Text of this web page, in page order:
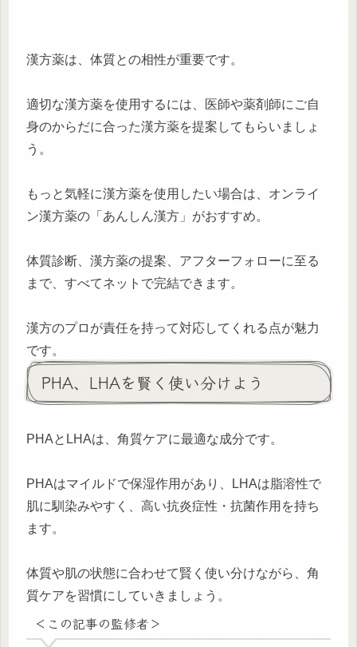
漢方薬は、体質との相性が重要です。
適切な漢方薬を使用するには、医師や薬剤師にご自
身のからだに合った漢方薬を提案してもらいましょ
う。
もっと気軽に漢方薬を使用したい場合は、オンライ
ン漢方薬の「あんしん漢方」がおすすめ。
体質診断、漢方薬の提案、アフターフォローに至る
まで、すべてネットで完結できます。
漢方のプロが責任を持って対応してくれる点が魅力
です。
PHA、LHAを賢く使い分けよう
PHAとLHAは、角質ケアに最適な成分です。
PHAはマイルドで保湿作用があり、LHAは脂溶性で
肌に馴染みやすく、高い抗炎症性・抗菌作用を持ち
ます。
体質や肌の状態に合わせて賢く使い分けながら、角
質ケアを習慣にしていきましょう。
＜この記事の監修者＞